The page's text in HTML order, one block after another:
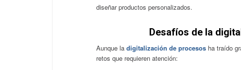
diseñar productos personalizados.
Desafíos de la
Aunque la digitalización de procesos ha traído
retos que requieren atención: